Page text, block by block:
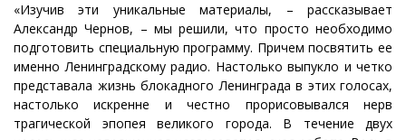
«Изучив эти уникальные материалы, – рассказывает
Александр Чернов, – мы решили, что просто необходимо
подготовить специальную программу. Причем посвятить ее
именно Ленинградскому радио. Настолько выпукло и четко
представала жизнь блокадного Ленинграда в этих голосах,
настолько искренне и честно прорисовывался нерв
трагической эпопея великого города. В течение двух